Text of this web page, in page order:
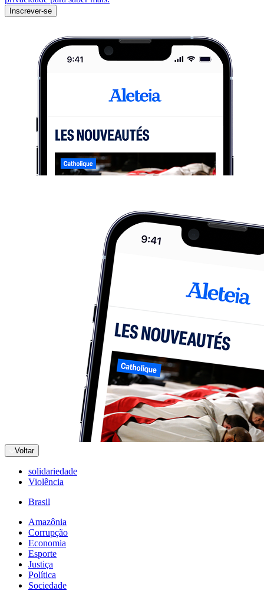
Inscrever-se
Voltar
solidariedade
Violência
Brasil
Amazônia
Corrupção
Economia
Esporte
Justiça
Política
Sociedade